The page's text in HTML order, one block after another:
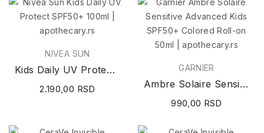
NIVEA SUN
Kids Daily UV Protect SPF50+ 100ml
2.190,00 RSD
GARNIER
Ambre Solaire Sensitive Advanced Kids SPF50+...
990,00 RSD